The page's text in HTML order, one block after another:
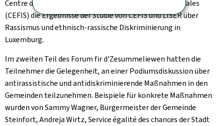
Centre d'étude et de formation interculturelles et sociales
(CEFIS) die Ergebnisse der Studie von CEFIS und LISER über
Rassismus und ethnisch-rassische Diskriminierung in
Luxemburg.
Im zweiten Teil des Forum fir d'Zesummeliewen hatten die
Teilnehmer die Gelegenheit, an einer Podiumsdiskussion über
antirassistische und antidiskriminierende Maßnahmen in den
Gemeinden teilzunehmen. Beispiele für konkrete Maßnahmen
wurden von Sammy Wagner, Bürgermeister der Gemeinde
Steinfort, Andreja Wirtz,Service égalité des chancesder Stadt